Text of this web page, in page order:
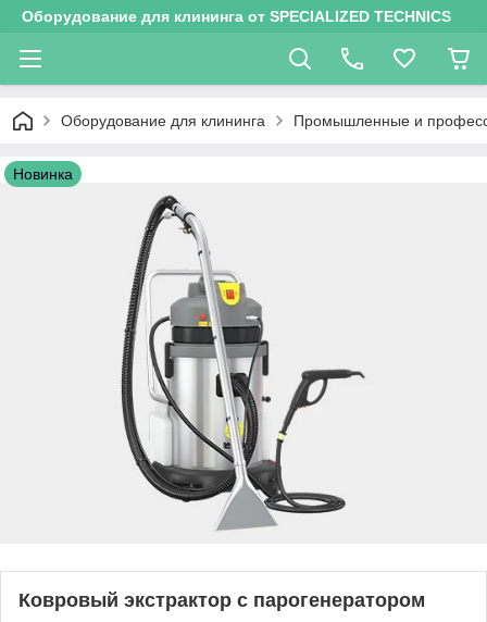
Оборудование для клининга от SPECIALIZED TECHNICS
Оборудование для клининга Промышленные и
Новинка
Ковровый экстрактор с парогенератором